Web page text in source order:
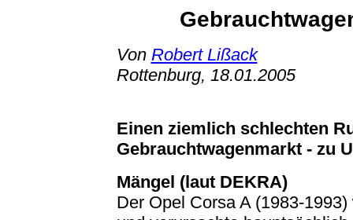
Von Robert Lißack
Rottenburg, 18.01.2005
Einen ziemlich schlechten
Gebrauchtwagenmarkt - zu
Mängel (laut DEKRA)
Der Opel Corsa A (1983-